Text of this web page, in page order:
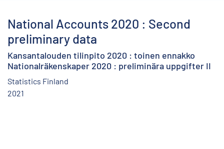
National Accounts 2020 : Second
preliminary data
Kansantalouden tilinpito 2020 : toinen ennakko
Nationalräkenskaper 2020 : preliminära uppgifter II
Statistics Finland
2021